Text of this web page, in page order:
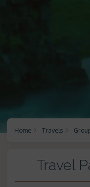
Home Travels
Travel